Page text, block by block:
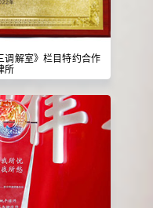
调解室》栏目特约合作
所